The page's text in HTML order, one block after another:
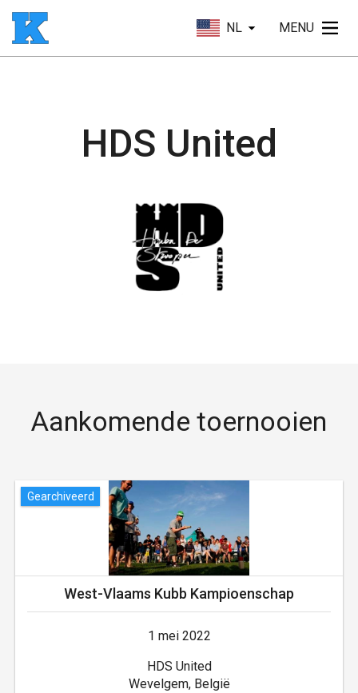
NL MENU
HDS United
Aankomende toernooien
Gearchiveerd
West-Vlaams Kubb Kampioenschap
1 mei 2022
HDS United
Wevelgem, België